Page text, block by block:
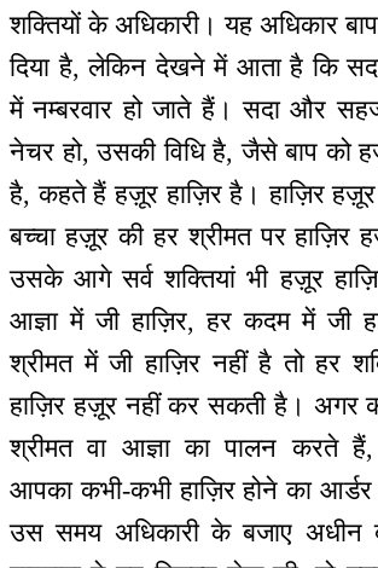
शक्तियों के अधिकारी। यह अधिकार
दिया है, लेकिन देखने में आता है कि
में नम्बरवार हो जाते हैं। सदा और
नेचर हो, उसकी विधि है, जैसे बाप को
है, कहते हैं हज़ूर हाज़िर है। हाज़िर
बच्चा हज़ूर की हर श्रीमत पर हाज़िर
उसके आगे सर्व शक्तियां भी हज़ूर
आज्ञा में जी हाज़िर, हर कदम में जी
श्रीमत में जी हाज़िर नहीं है तो हर
हाज़िर हज़ूर नहीं कर सकती है। अगर
श्रीमत वा आज्ञा का पालन करते हैं,
आपका कभी-कभी हाज़िर होने का
उस समय अधिकारी के बजाए अधीन